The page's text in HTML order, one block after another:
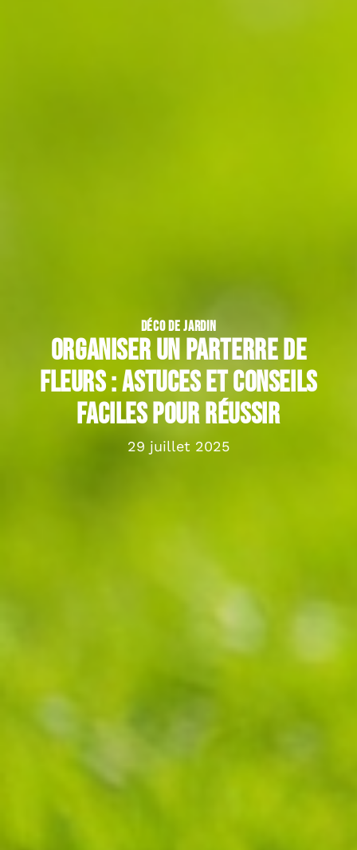
DÉCO DE JARDIN
Organiser un parterre de
fleurs : astuces et conseils
faciles pour réussir
29 juillet 2025